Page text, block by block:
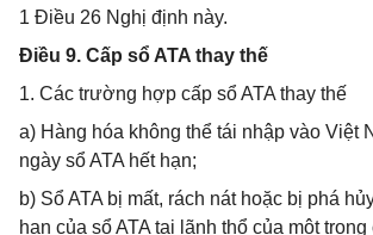
1 Điều 26 Nghị định này.
Điều 9. Cấp sổ ATA thay thế
1. Các trường hợp cấp sổ ATA thay thế
a) Hàng hóa không thể tái nhập vào Việt
ngày sổ ATA hết hạn;
b) Sổ ATA bị mất, rách nát hoặc bị phá
hạn của sổ ATA tại lãnh thổ của một